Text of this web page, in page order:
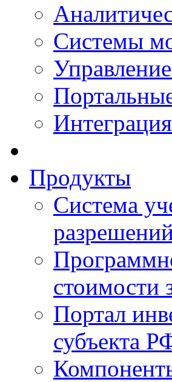
Системы
Продукты
Система
стоимости
Портал
субъекта